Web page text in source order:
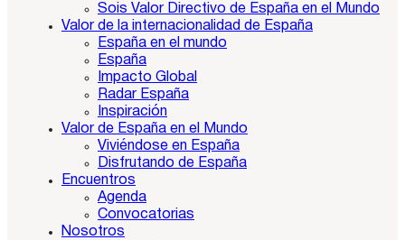
Sois Valor Directivo de España en el Mundo
Valor de la internacionalidad de España
España en el mundo
España
Impacto Global
Radar España
Inspiración
Valor de España en el Mundo
Viviéndose en España
Disfrutando de España
Encuentros
Agenda
Convocatorias
Nosotros